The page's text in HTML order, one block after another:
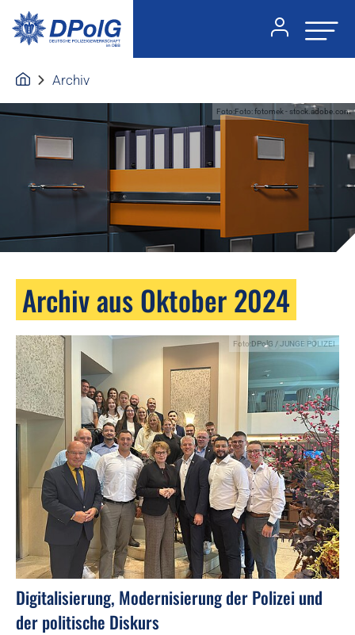
Archiv
Foto:Foto: fotomek - stock.adobe.com
Archiv aus Oktober 2024
Foto:DPolG / JUNGE POLIZEI
Digitalisierung, Modernisierung der Polizei und
der politische Diskurs